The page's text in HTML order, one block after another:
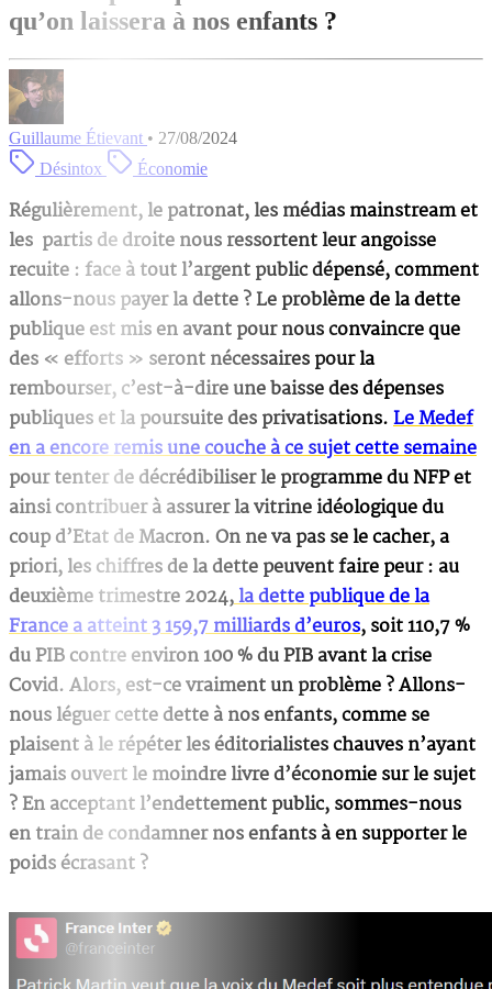
qu’on laissera à nos enfants ?
Guillaume Étievant • 27/08/2024
Désintox
Économie
Régulièrement, le patronat, les médias mainstream et
les partis de droite nous ressortent leur angoisse
recuite : face à tout l’argent public dépensé, comment
allons-nous payer la dette ? Le problème de la dette
publique est mis en avant pour nous convaincre que
des « efforts » seront nécessaires pour la
rembourser, c’est-à-dire une baisse des dépenses
publiques et la poursuite des privatisations.Le Medef
en a encore remis une couche à ce sujet cette semaine
pour tenter de décrédibiliser le programme du NFP et
ainsi contribuer à assurer la vitrine idéologique du
coup d’Etat de Macron. On ne va pas se le cacher, a
priori, les chiffres de la dette peuvent faire peur : au
deuxième trimestre 2024,la dette publique de la
France a atteint 3 159,7 milliards d’euros, soit 110,7 %
du PIB contre environ 100 % du PIB avant la crise
Covid. Alors, est-ce vraiment un problème ? Allons-
nous léguer cette dette à nos enfants, comme se
plaisent à le répéter les éditorialistes chauves n’ayant
jamais ouvert le moindre livre d’économie sur le sujet
? En acceptant l’endettement public, sommes-nous
en train de condamner nos enfants à en supporter le
poids écrasant ?